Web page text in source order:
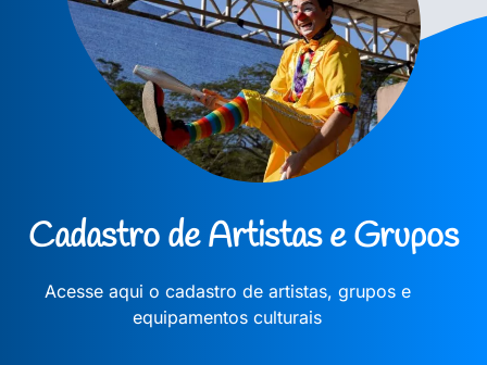
Cadastro de Artistas e Grupos
Acesse aqui o cadastro de artistas, grupos e
equipamentos culturais